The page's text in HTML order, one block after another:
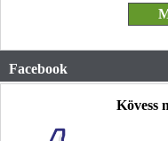
Facebook
Kövess